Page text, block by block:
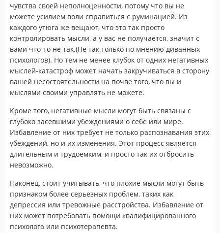
чувства своей неполноценности, потому что вы не
можете усилием воли справиться с руминацией. Из
каждого утюга же вещают, что это так просто
контролировать мысли, а у вас не получается, значит с
вами что-то не так.(Не так только по мнению диванных
психологов). Но тем не менее клубок от одних негативных
мыслей-катастроф может начать закручиваться в сторону
вашей несостоятельности на почве того, что вы и
мыслями своими управлять не можете.
Кроме того, негативные мысли могут быть связаны с
глубоко засевшими убеждениями о себе или мире.
Избавление от них требует не только распознавания этих
убеждений, но и их изменения. Этот процесс является
длительным и трудоемким, и просто так их отбросить
невозможно.
Наконец, стоит учитывать, что плохие мысли могут быть
признаком более серьезных проблем, таких как
депрессия или тревожные расстройства. Избавление от
них может потребовать помощи квалифицированного
психолога или психотерапевта.